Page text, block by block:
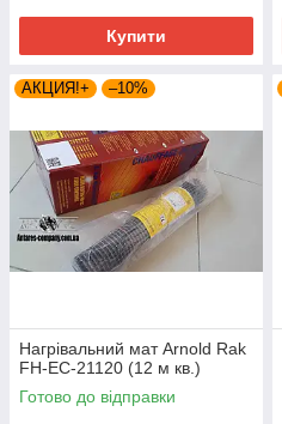
Купити
АКЦИЯ!+ –10%
Нагрівальний мат Arnold Rak
FH-EC-21120 (12 м кв.)
Готово до відправки